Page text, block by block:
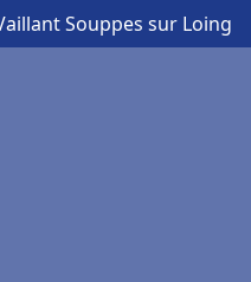
Souppes sur Loing